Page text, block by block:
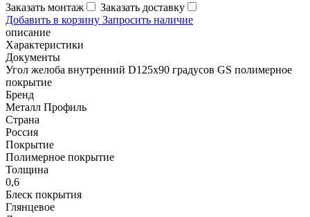
Заказать монтаж
Заказать доставку
Добавить в корзину Запросить наличие
описание
Характеристики
Документы
Угол желоба внутренний D125х90 градусов GS полимерное
покрытие
Бренд
Металл Профиль
Страна
Россия
Покрытие
Полимерное покрытие
Толщина
0,6
Блеск покрытия
Глянцевое